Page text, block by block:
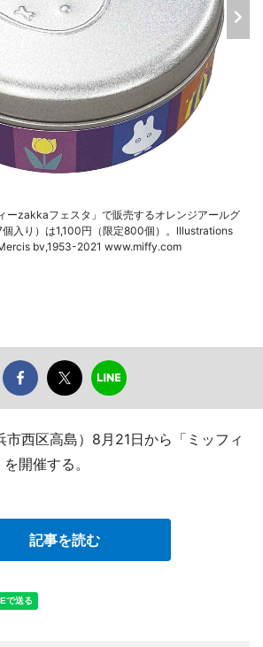
ーzakkaフェスタ」で販売するオレンジアールグ
個入り）は1,100円（限定800個）。lllustrations
bv,1953-2021 www.miffy.com
市西区高島）8月21日から「ミッフィ
開催する。
記事を読む